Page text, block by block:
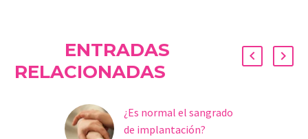
ENTRADAS
RELACIONADAS
¿Es normal el sangrado
de implantación?